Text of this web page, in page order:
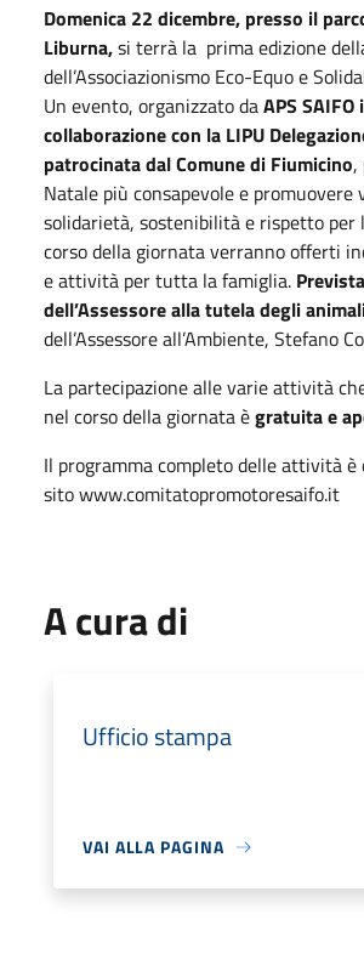
Domenica 22 dicembre, presso il
Liburna,si terrà la prima edizione
dell’Associazionismo Eco-Equo e
Un evento, organizzato daAPS SAIFO
collaborazione con la LIPU
patrocinata dal Comune di Fiumicino,
Natale più consapevole e promuovere
solidarietà, sostenibilità e rispetto per
corso della giornata verranno offerti
e attività per tutta la famiglia.
dell’Assessore alla tutela degli
dell’Assessore all’Ambiente, Stefano
La partecipazione alle varie attività
nel corso della giornata ègratuita e
Il programma completo delle attività è
sito www.comitatopromotoresaifo.it
A cura di
Ufficio stampa
VAI ALLA PAGINA